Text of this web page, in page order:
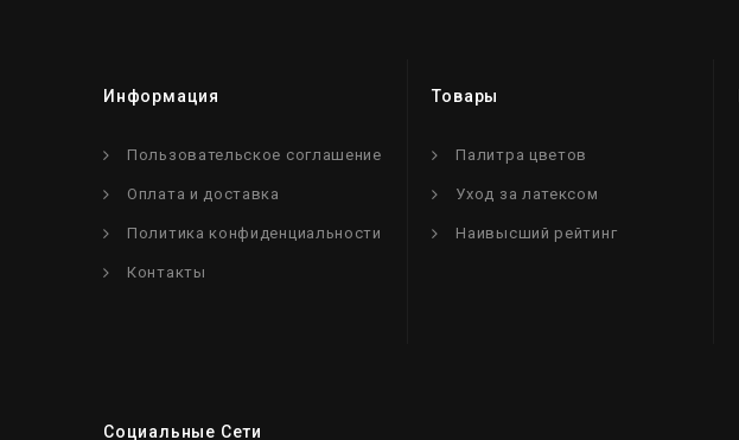
Информация
Пользовательское соглашение
Оплата и доставка
Политика конфиденциальности
Контакты
Товары
Палитра цветов
Уход за латексом
Наивысший рейтинг
Социальные Сети